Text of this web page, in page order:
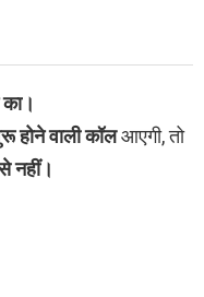
होने वाली कॉलआएगी, तो
नहीं।